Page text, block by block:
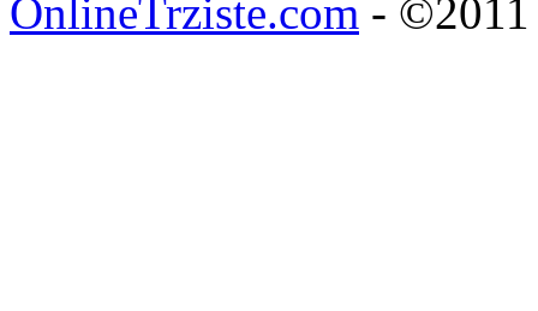
OnlineTrziste.com - ©2011